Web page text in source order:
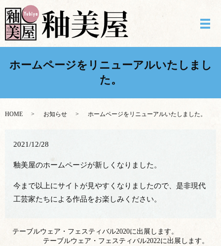
メ
ホームページをリニューアルいたしまし
た。
HOME お知らせ ホームページをリニューアルいたしました。
2021/12/28
釉美屋のホームページが新しくなりました。
今まで以上にサイトが見やすくなりましたので、是非現代
工芸家たちによる作品をお楽しみください。
テーブルウェア・フェスティバル2020に出展します。
テーブルウェア・フェスティバル2022に出展します。